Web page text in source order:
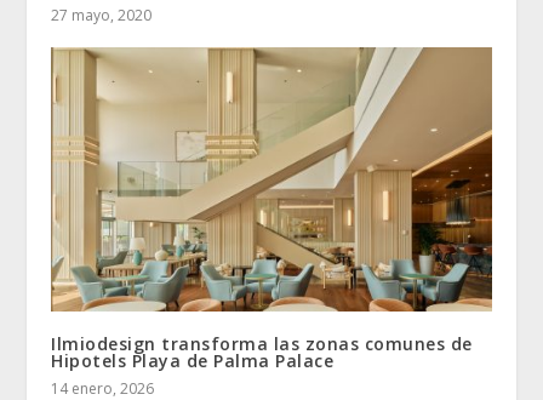
27 mayo, 2020
Ilmiodesign transforma las zonas comunes de
Hipotels Playa de Palma Palace
14 enero, 2026